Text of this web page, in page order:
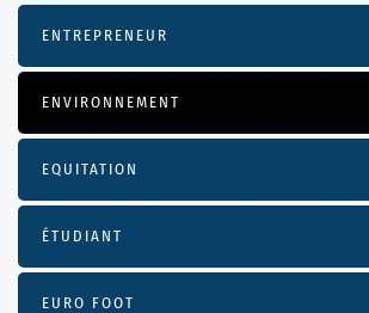
ENTREPRENEUR
ENVIRONNEMENT
EQUITATION
ÉTUDIANT
EURO FOOT